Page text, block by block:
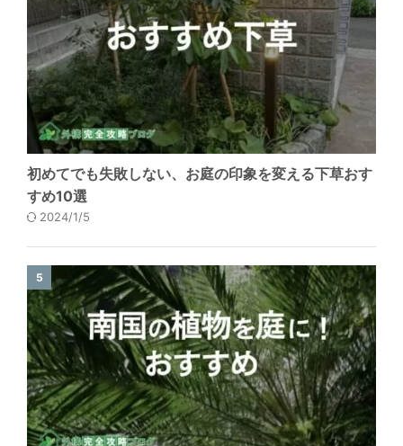
初めてでも失敗しない、お庭の印象を変える下草おす
すめ10選
2024/1/5
5